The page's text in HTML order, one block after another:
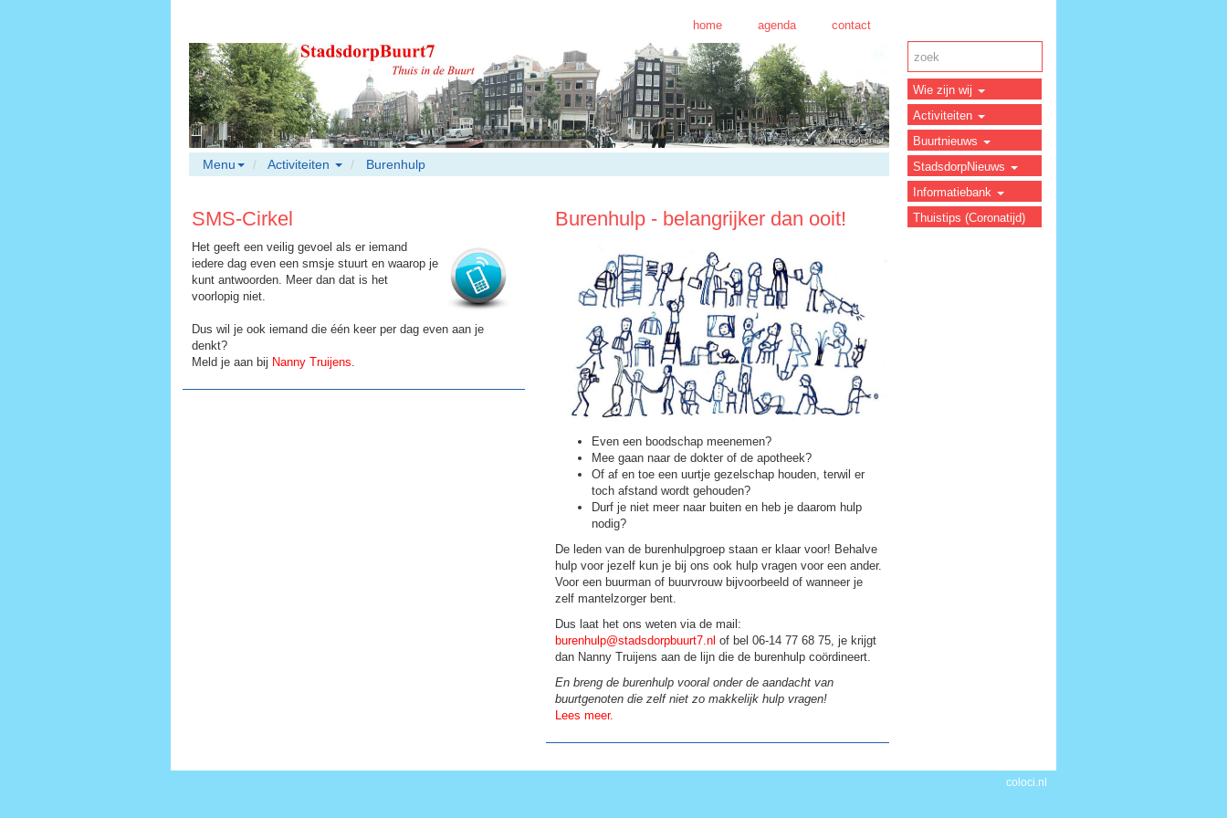
home agenda contact
Menu Activiteiten Burenhulp
SMS-Cirkel
Het geeft een veilig gevoel als er iemand
iedere dag even een smsje stuurt en waarop je
kunt antwoorden. Meer dan dat is het
voorlopig niet.
Dus wil je ook iemand die één keer per dag even aan je
denkt?
Meld je aan bij Nanny Truijens.
Burenhulp - belangrijker dan ooit!
Even een boodschap meenemen?
Mee gaan naar de dokter of de apotheek?
Of af en toe een uurtje gezelschap houden, terwil er
toch afstand wordt gehouden?
Durf je niet meer naar buiten en heb je daarom hulp
nodig?
De leden van de burenhulpgroep staan er klaar voor! Behalve
hulp voor jezelf kun je bij ons ook hulp vragen voor een ander.
Voor een buurman of buurvrouw bijvoorbeeld of wanneer je
zelf mantelzorger bent.
Dus laat het ons weten via de mail:
burenhulp@stadsdorpbuurt7.nl of bel 06-14 77 68 75, je krijgt
dan Nanny Truijens aan de lijn die de burenhulp coördineert.
En breng de burenhulp vooral onder de aandacht van
buurtgenoten die zelf niet zo makkelijk hulp vragen!
Lees meer.
Wie zijn wij
Activiteiten
Buurtnieuws
StadsdorpNieuws
Informatiebank
Thuistips (Coronatijd)
coloci.nl